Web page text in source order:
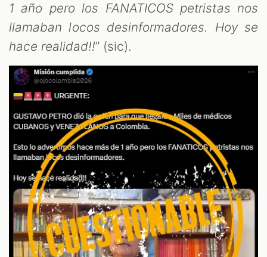
1 año pero los FANATICOS petristas nos
llamaban locos desinformadores. Hoy se
hace realidad!!” (sic).